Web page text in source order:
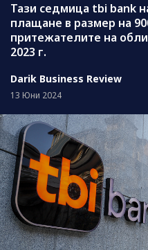
Тази седмица tbi bank
плащане в размер на
притежателите на
2023 г.
Darik Business Review
13 Юни 2024